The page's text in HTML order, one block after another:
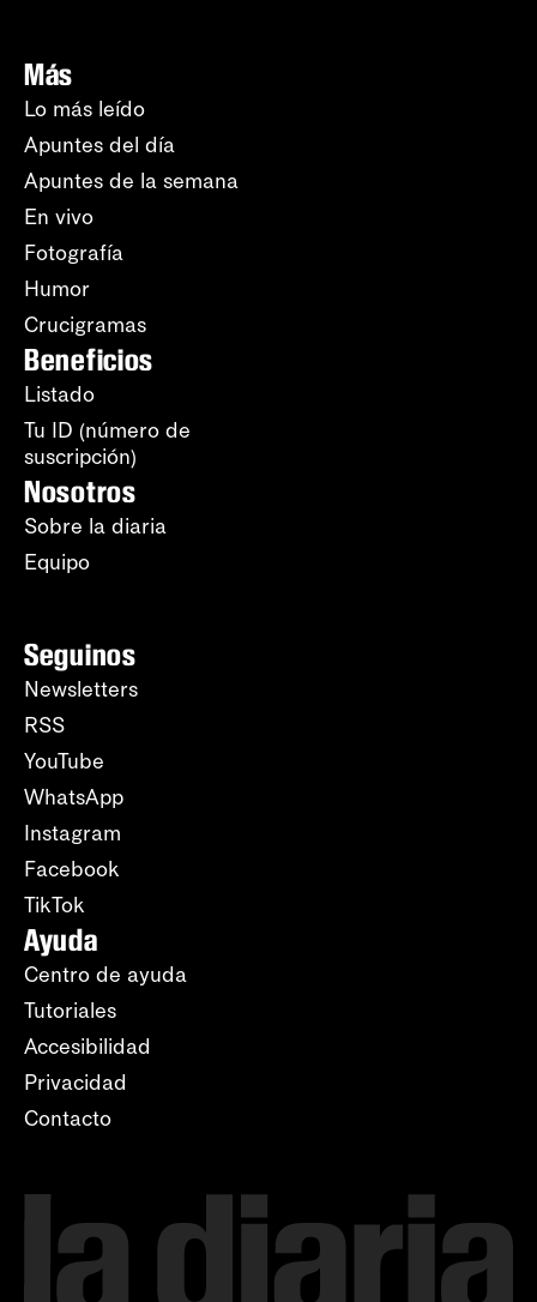
Más
Lo más leído
Apuntes del día
Apuntes de la semana
En vivo
Fotografía
Humor
Crucigramas
Beneficios
Listado
Tu ID (número de
suscripción)
Nosotros
Sobre la diaria
Equipo
Seguinos
Newsletters
RSS
YouTube
WhatsApp
Instagram
Facebook
TikTok
Ayuda
Centro de ayuda
Tutoriales
Accesibilidad
Privacidad
Contacto